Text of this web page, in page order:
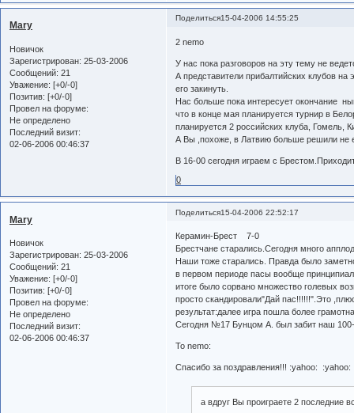
Поделиться15-04-2006 14:55:25
Mary
Новичок
Зарегистрирован: 25-03-2006
Сообщений: 21
Уважение: [+0/-0]
Позитив: [+0/-0]
Провел на форуме:
Не определено
Последний визит:
02-06-2006 00:46:37
2 nemo
У нас пока разговоров на эту тему не
А представители прибалтийских клубов
его закинуть.
Нас больше пока интересует окончание
что в конце мая планируется турнир в
планируется 2 российских клуба, Гомель,
А Вы ,похоже, в Латвию больше решили не
В 16-00 сегодня играем с
0
Поделиться15-04-2006 22:52:17
Mary
Новичок
Зарегистрирован: 25-03-2006
Сообщений: 21
Уважение: [+0/-0]
Позитив: [+0/-0]
Провел на форуме:
Не определено
Последний визит:
02-06-2006 00:46:37
Керамин-Брест 7-0
Брестчане старались.Сегодня много
Наши тоже старались. Правда было
в первом периоде пасы вообще
итоге было сорвано множество голевых
просто скандировали"Дай пас!!!!!!".Это
результат:далее игра пошла более
Сегодня №17 Бунцом А. был забит наш
To nemo:
Спасибо за поздравления!!! :yahoo:
а вдруг Вы проиграете 2 последние